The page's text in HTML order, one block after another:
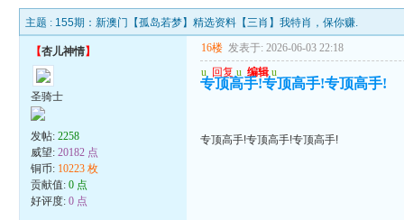
主题 : 155期：新澳门【孤岛若梦】精选资料【三肖】我特肖，保你赚.
【杏儿神情】
圣骑士
发帖:2258
威望:20182 点
铜币: 10223 枚
贡献值:0 点
好评度:0 点
16楼 发表于: 2026-06-03 22:18
u 回复 u 编辑 u
专顶高手!专顶高手!专顶高手!
专顶高手!专顶高手!专顶高手!